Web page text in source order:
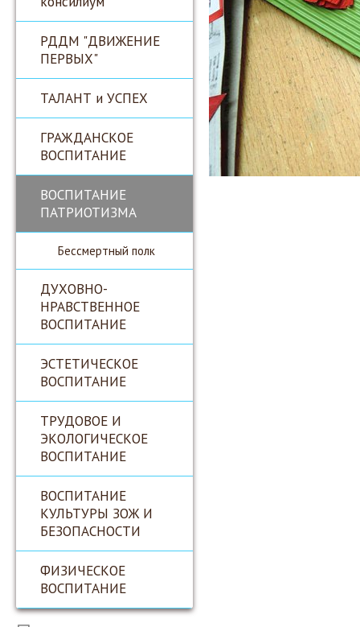
РДДМ "ДВИЖЕНИЕ
ПЕРВЫХ"
ТАЛАНТ и УСПЕХ
ГРАЖДАНСКОЕ
ВОСПИТАНИЕ
ВОСПИТАНИЕ
ПАТРИОТИЗМА
Бессмертный полк
ДУХОВНО-
НРАВСТВЕННОЕ
ВОСПИТАНИЕ
ЭСТЕТИЧЕСКОЕ
ВОСПИТАНИЕ
ТРУДОВОЕ И
ЭКОЛОГИЧЕСКОЕ
ВОСПИТАНИЕ
ВОСПИТАНИЕ
КУЛЬТУРЫ ЗОЖ И
БЕЗОПАСНОСТИ
ФИЗИЧЕСКОЕ
ВОСПИТАНИЕ